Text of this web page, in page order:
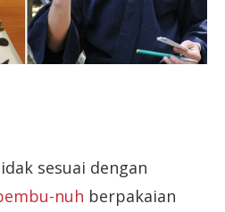
sesuai dengan
nuh berpakaian